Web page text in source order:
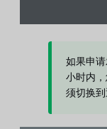
如果申
小时内
须切换到